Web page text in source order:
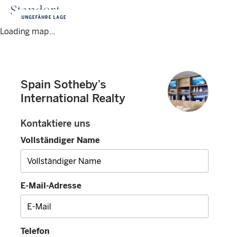
Standort
Loading map...
UNGEFÄHRE LAGE
Spain Sotheby’s
International Realty
Kontaktiere uns
Vollständiger Name
E-Mail-Adresse
Telefon